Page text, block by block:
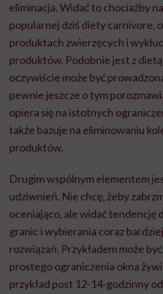
eliminacja. Widać to chociażby
popularnej dziś diety carnivore,
produktach zwierzęcych i
produktów. Podobnie jest z
oczywiście może być
pewnie jeszcze o tym
opiera się na istotnych
także bazuje na eliminowaniu
produktów.
Drugim wspólnym elementem
udziwnień. Nie chcę, żeby
oceniająco, ale widać tendencję
granic i wybierania coraz
rozwiązań. Przykładem może
prostego ograniczenia okna
przykład post 12-14-godzinny